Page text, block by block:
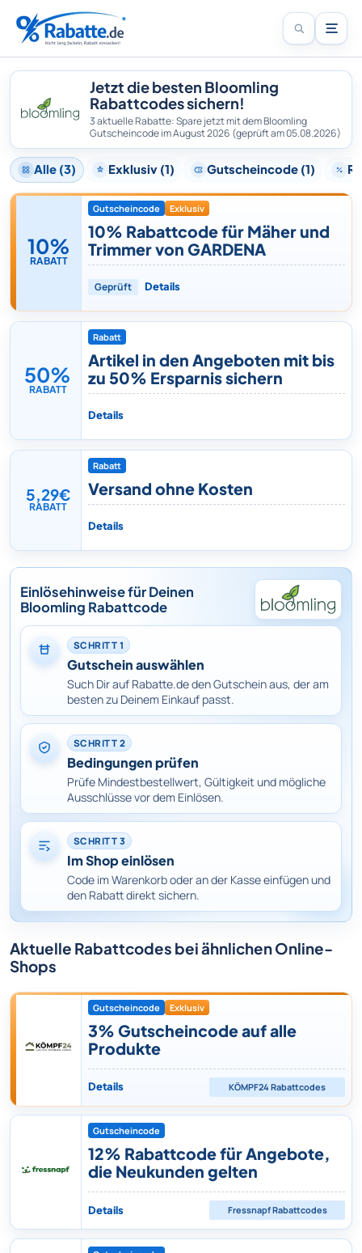
Jetzt die besten Bloomling
Rabattcodes sichern!
3 aktuelle Rabatte: Spare jetzt mit dem Bloomling
Gutscheincode im August 2026 (geprüft am 05.08.2026)
Alle (3) Exklusiv (1) Gutscheincode (1)
10%
RABATT
Gutscheincode Exklusiv
10% Rabattcode für Mäher und
Trimmer von GARDENA
Geprüft Details
50%
RABATT
Rabatt
Artikel in den Angeboten mit bis
zu 50% Ersparnis sichern
Details
5,29€
RABATT
Rabatt
Versand ohne Kosten
Details
Einlösehinweise für Deinen
Bloomling Rabattcode
SCHRITT 1
Gutschein auswählen
Such Dir auf Rabatte.de den Gutschein aus, der am
besten zu Deinem Einkauf passt.
SCHRITT 2
Bedingungen prüfen
Prüfe Mindestbestellwert, Gültigkeit und mögliche
Ausschlüsse vor dem Einlösen.
SCHRITT 3
Im Shop einlösen
Code im Warenkorb oder an der Kasse einfügen und
den Rabatt direkt sichern.
Aktuelle Rabattcodes bei ähnlichen Online-
Shops
Gutscheincode Exklusiv
3% Gutscheincode auf alle
Produkte
Details KÖMPF24 Rabattcodes
Gutscheincode
12% Rabattcode für Angebote,
die Neukunden gelten
Details FressnapfRabattcodes